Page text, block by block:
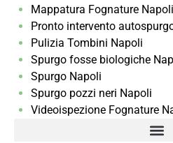
Mappatura Fognature Napoli
Pronto intervento
Pulizia Tombini Napoli
Spurgo fosse biologiche
Spurgo Napoli
Spurgo pozzi neri Napoli
Videoispezione Fognature